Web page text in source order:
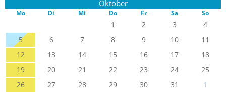
Oktober
Mo Di Mi Do Fr Sa So
1 2 3
4
5
6 7 8 9 10
11
12
13 14 15 16 17
18
19
20 21 22 23 24
25
26
27 28 29 30 31
1